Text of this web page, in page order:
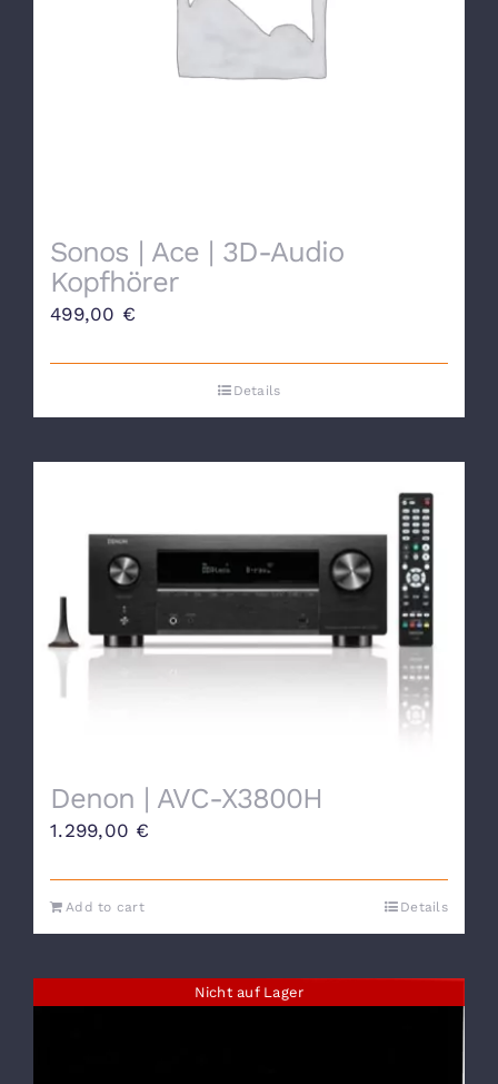
Sonos | Ace | 3D-Audio
Kopfhörer
499,00 €
Details
Denon | AVC-X3800H
1.299,00 €
Add to cart Details
Nicht auf Lager